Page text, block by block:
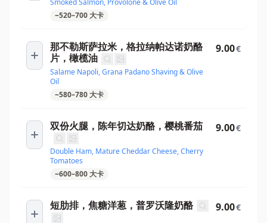
Smoked Salmon, Provolone & Olive Oil
~520–700大卡
那不勒斯萨拉米，格拉纳帕达诺奶酪
片，橄榄油
Salame Napoli, Grana Padano Shaving & Olive
Oil
~580–780大卡
9.00€
双份火腿，陈年切达奶酪，樱桃番茄
Double Ham, Mature Cheddar Cheese, Cherry
Tomatoes
~600–800大卡
9.00€
短肋排，焦糖洋葱，普罗沃隆奶酪 9.00€